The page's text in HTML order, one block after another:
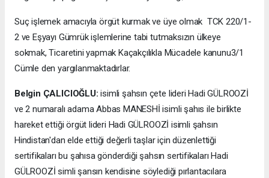
Suç işlemek amacıyla örgüt kurmak ve üye olmak TCK 220/1-
2 ve Eşyayı Gümrük işlemlerine tabi tutmaksızın ülkeye
sokmak, Ticaretini yapmak Kaçakçılıkla Mücadele kanunu3/1
Cümle den yargılanmaktadırlar.
Belgin ÇALICIOĞLU: isimli şahsın çete lideri Hadi GÜLROOZİ
ve 2 numaralı adama Abbas MANESHİ isimli şahıs ile birlikte
hareket ettiği örgüt lideri Hadi GÜLROOZİ isimli şahsın
Hindistan'dan elde ettiği değerli taşlar için düzenlettiği
sertifikaları bu şahısa gönderdiği şahsın sertifikaları Hadi
GÜLROOZİ simli şansın kendisine söylediği pırlantacılara